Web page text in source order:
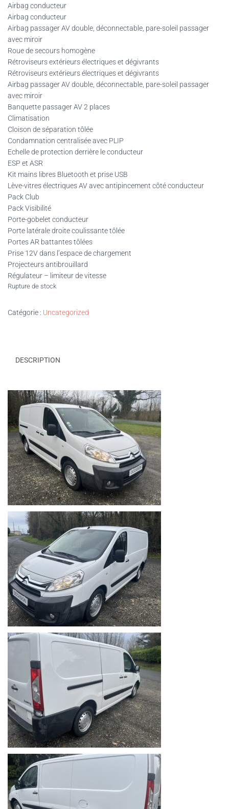
Airbag conducteur
Airbag conducteur
Airbag passager AV double, déconnectable, pare-soleil passager
avec miroir
Roue de secours homogène
Rétroviseurs extérieurs électriques et dégivrants
Rétroviseurs extérieurs électriques et dégivrants
Airbag passager AV double, déconnectable, pare-soleil passager
avec miroir
Banquette passager AV 2 places
Climatisation
Cloison de séparation tôlée
Condamnation centralisée avec PLIP
Echelle de protection derrière le conducteur
ESP et ASR
Kit mains libres Bluetooth et prise USB
Lève-vitres électriques AV avec antipincement côté conducteur
Pack Club
Pack Visibilité
Porte-gobelet conducteur
Porte latérale droite coulissante tôlée
Portes AR battantes tôlées
Prise 12V dans l’espace de chargement
Projecteurs antibrouillard
Régulateur – limiteur de vitesse
Rupture de stock
Catégorie : Uncategorized
DESCRIPTION